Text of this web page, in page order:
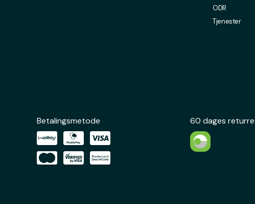
ODR
Tjenester
Betalingsmetode 60 dages